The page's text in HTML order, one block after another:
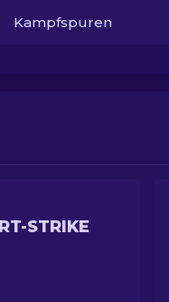
Kampfspuren
STRIKE